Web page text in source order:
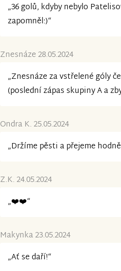
„36 golů, kdyby nebylo
zapomněl:)“
Znesnáze 28.05.2024
„Znesnáze za vstřelené góly
(poslední zápas skupiny A a
Ondra K. 25.05.2024
„Držíme pěsti a přejeme
Z.K. 24.05.2024
„❤️❤️“
Makynka 23.05.2024
„Ať se daří!“